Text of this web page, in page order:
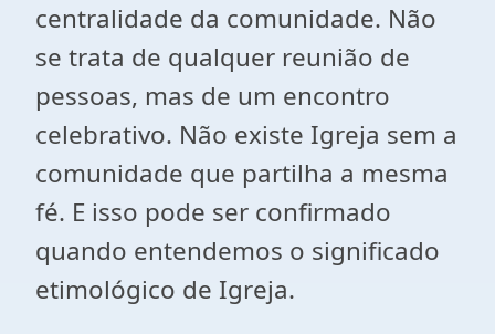
centralidade da comunidade. Não
se trata de qualquer reunião de
pessoas, mas de um encontro
celebrativo. Não existe Igreja sem a
comunidade que partilha a mesma
fé. E isso pode ser confirmado
quando entendemos o significado
etimológico de Igreja.